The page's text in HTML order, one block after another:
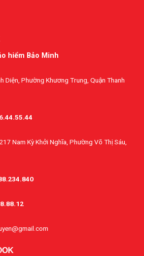
hiểm Bảo Minh
Diện, Phường Khương Trung, Quận Thanh
Nam Kỳ Khởi Nghĩa, Phường Võ Thị Sáu,